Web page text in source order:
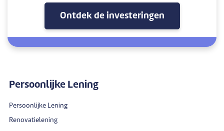
Ontdek de investeringen
Persoonlijke Lening
Persoonlijke Lening
Renovatielening